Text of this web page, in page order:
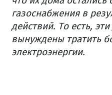
газоснабжения в
действий. То есть,
вынуждены тратить
электроэнергии.